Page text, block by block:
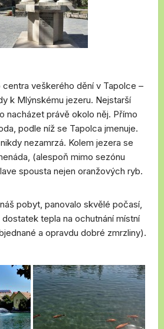
centra veškerého dění v Tapolce –
k Mlýnskému jezeru. Nejstarší
nacházet právě okolo něj. Přímo
podle níž se Tapolca jmenuje.
nezamrzá. Kolem jezera se
(alespoň mimo sezónu
spousta nejen oranžových ryb.
pobyt, panovalo skvělé počasí,
tepla na ochutnání místní
a opravdu dobré zmrzliny).